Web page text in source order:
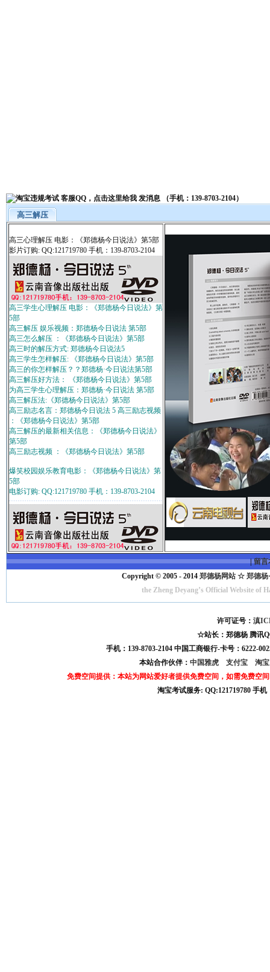
高三解压
高三心理解压 电影：《郑德杨今日说法》第5部
影片订购: QQ:121719780 手机：139-8703-2104
高三学生心理解压 电影：《郑德杨今日说法》第
5部
高三解压 娱乐视频：郑德杨今日说法 第5部
高三怎么解压 ：《郑德杨今日说法》第5部
高三时的解压方式: 郑德杨今日说法5
高三学生怎样解压: 《郑德杨今日说法》第5部
高三的你怎样解压？？郑德杨·今日说法第5部
高三解压好方法： 《郑德杨今日说法》第5部
为高三学生心理解压：郑德杨·今日说法 第5部
高三解压法:《郑德杨今日说法》第5部
高三励志名言：郑德杨今日说法 5 高三励志视频
：《郑德杨今日说法》第5部
高三解压的最新相关信息：《郑德杨今日说法》
第5部
高三励志视频 ：《郑德杨今日说法》第5部
爆笑校园娱乐教育电影：《郑德杨今日说法》第
5部
电影订购: QQ:121719780 手机：139-8703-2104
|留言
Copyright © 2005 - 2014 郑德杨网站 ☆ 郑德杨
the Zheng Deyang’s Official Website
许可证号：滇
☆站长：郑德杨 腾讯
手机：139-8703-2104 中国工商银行-卡号：6222-
本站合作伙伴： 中国雅虎 支付宝
淘
免费空间提供：本站为网站爱好者提供免费空间，如需免费空
淘宝考试服务: QQ:121719780 手